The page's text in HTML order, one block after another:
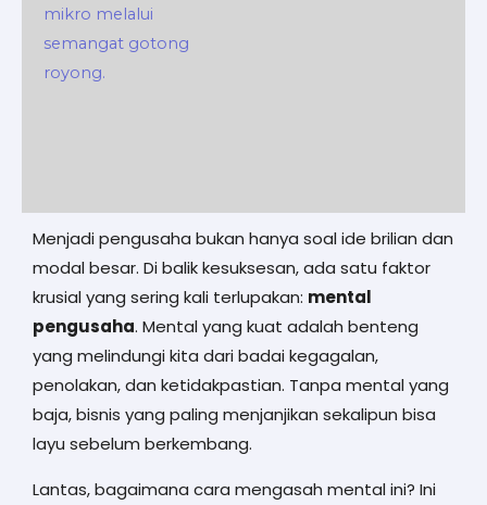
Menjadi pengusaha bukan hanya soal ide brilian dan
modal besar. Di balik kesuksesan, ada satu faktor
krusial yang sering kali terlupakan: mental
pengusaha. Mental yang kuat adalah benteng
yang melindungi kita dari badai kegagalan,
penolakan, dan ketidakpastian. Tanpa mental yang
baja, bisnis yang paling menjanjikan sekalipun bisa
layu sebelum berkembang.
Lantas, bagaimana cara mengasah mental ini? Ini